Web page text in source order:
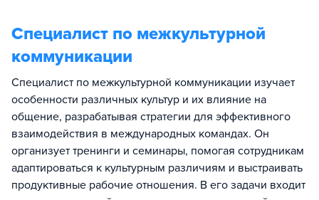
Специалист по межкультурной
коммуникации
Специалист по межкультурной коммуникации изучает
особенности различных культур и их влияние на
общение, разрабатывая стратегии для эффективного
взаимодействия в международных командах. Он
организует тренинги и семинары, помогая сотрудникам
адаптироваться к культурным различиям и выстраивать
продуктивные рабочие отношения. В его задачи входит